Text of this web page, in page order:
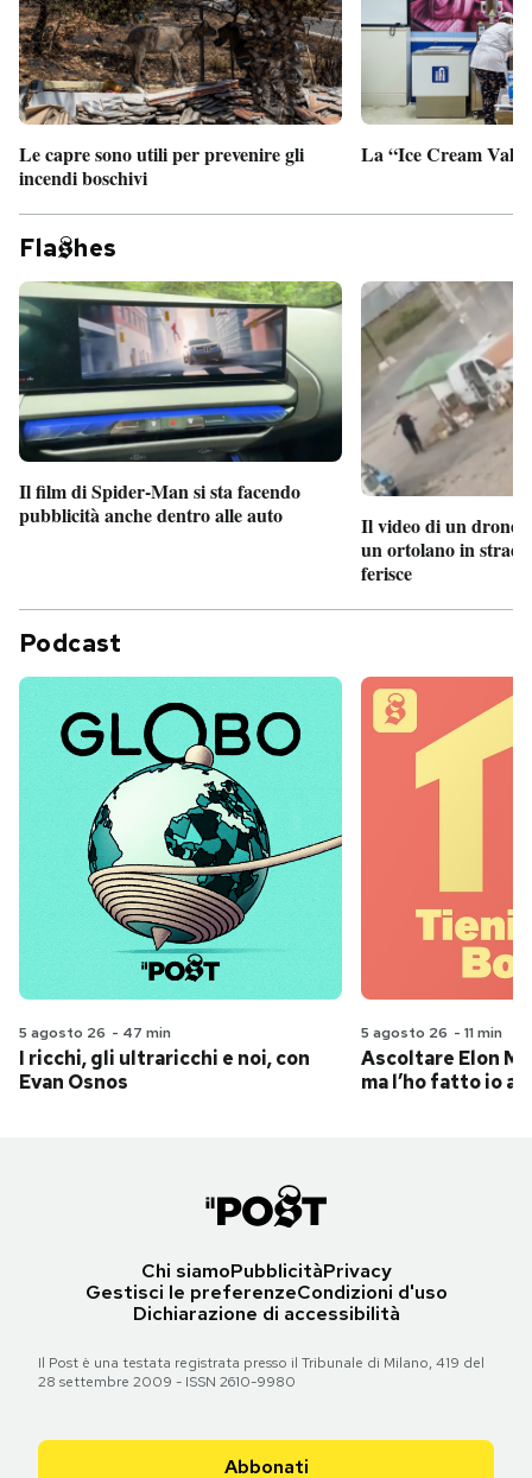
Le capre sono utili per prevenire gli
incendi boschivi
La “Ice Cream
Fla hes
Il film di Spider-Man si sta facendo
pubblicità anche dentro alle auto
Il video di un drone
un ortolano in
ferisce
Podcast
5 agosto 26 - 47 min
I ricchi, gli ultraricchi e noi, con
Evan Osnos
5 agosto 26 - 11 min
Ascoltare Elon
ma l’ho fatto io
Chi siamoPubblicitàPrivacy
Gestisci le preferenzeCondizioni d'uso
Dichiarazione di accessibilità
Il Post è una testata registrata presso il Tribunale di Milano, 419 del
28 settembre 2009 - ISSN 2610-9980
Abbonati